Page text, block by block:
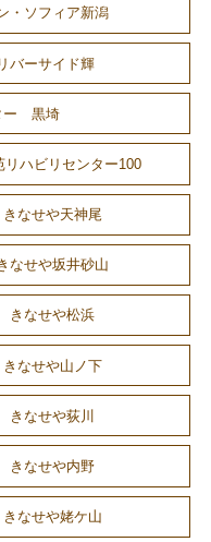
・ソフィア新潟
バーサイド輝
ー 黒埼
ハビリセンター100
なせや天神尾
なせや坂井砂山
きなせや松浜
なせや山ノ下
なせや荻川
きなせや内野
なせや姥ケ山